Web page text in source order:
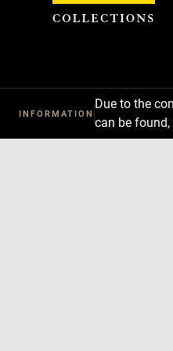
INFORMATION
Due to the
can be
Cookies management panel